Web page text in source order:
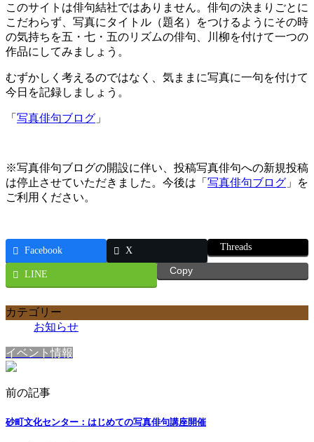
このサイトは俳句結社ではありません。俳句の決まりごとに
こだわらず、写真にタイトル（題名）をつけるようにその時
の気持ちを五・七・五のリズムの俳句、川柳を付けて一つの
作品にしてみましょう。
むずかしく考えるのではなく、気ままに写真に一句を付けて
今日を記録しましょう。
「 写真俳句ブログ 」
※写真俳句ブログの開設に伴い、投稿写真俳句への新規投稿
は停止させていただきました。今後は「 写真俳句ブログ 」を
ご利用ください。
Facebook X Threads
LINE Copy
カテゴリー
お知らせ
イベント情報
前の記事
砂町文化センター：はじめての写真俳句講座開催